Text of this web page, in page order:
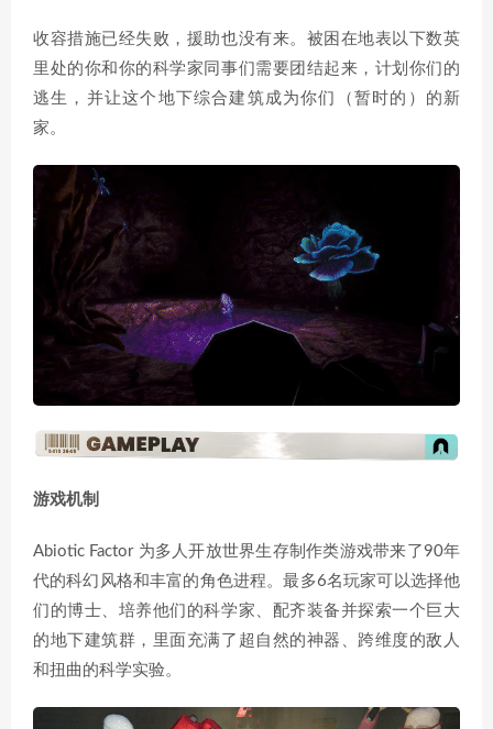
收容措施已经失败，援助也没有来。被困在地表以下数英
里处的你和你的科学家同事们需要团结起来，计划你们的
逃生，并让这个地下综合建筑成为你们（暂时的）的新
家。
游戏机制
Abiotic Factor 为多人开放世界生存制作类游戏带来了90年
代的科幻风格和丰富的角色进程。最多6名玩家可以选择他
们的博士、培养他们的科学家、配齐装备并探索一个巨大
的地下建筑群，里面充满了超自然的神器、跨维度的敌人
和扭曲的科学实验。